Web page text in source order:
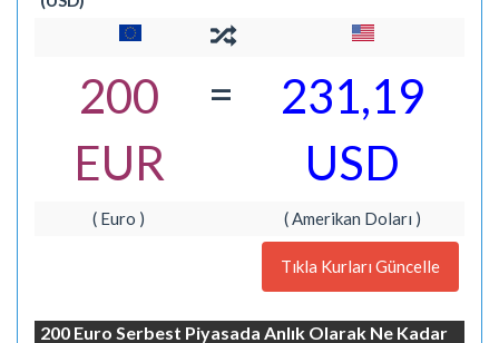
200
EUR
=
231,19
USD
( Euro ) ( Amerikan Doları )
Tıkla Kurları Güncelle
200 Euro Serbest Piyasada Anlık Olarak Ne Kadar